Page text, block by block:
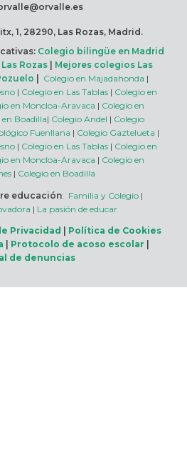
1, 28290, Las Rozas, Madrid.
Colegio bilingüe en Madrid
Rozas | Mejores colegios Las
| Colegio en Majadahonda |
| Colegio en Las Tablas| Colegio en
en Moncloa-Aravaca | Colegio en
en Boadilla| Colegio Andel | Colegio
Fuenllana | Colegio Gaztelueta |
| Colegio en Las Tablas| Colegio en
en Moncloa-Aravaca | Colegio en
| Colegio en Boadilla
educación: Familia y Colegio |
| La pasión de educar
Privacidad | Política de Cookies
| Protocolo de acoso escolar |
de denuncias